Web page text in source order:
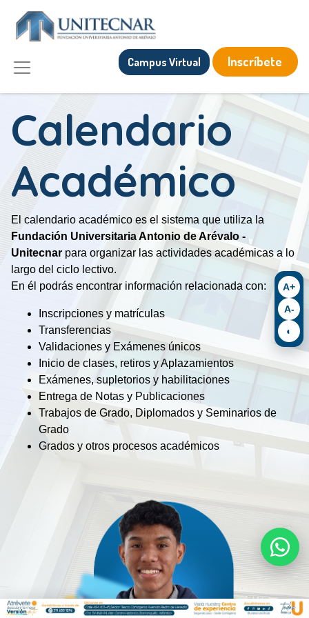
Campus Virtual Inscríbete
Calendario
Académico
El calendario académico es el sistema que utiliza la
Fundación Universitaria Antonio de Arévalo -
Unitecnar para organizar las actividades académicas a lo
largo del ciclo lectivo.
En él podrás encontrar información relacionada con:
Inscripciones y matrículas
Transferencias
Validaciones y Exámenes únicos
Inicio de clases, retiros y Aplazamientos
Exámenes, supletorios y habilitaciones
Entrega de Notas y Publicaciones
Trabajos de Grado, Diplomados y Seminarios de
Grado
Grados y otros procesos académicos
A+
A-
◐